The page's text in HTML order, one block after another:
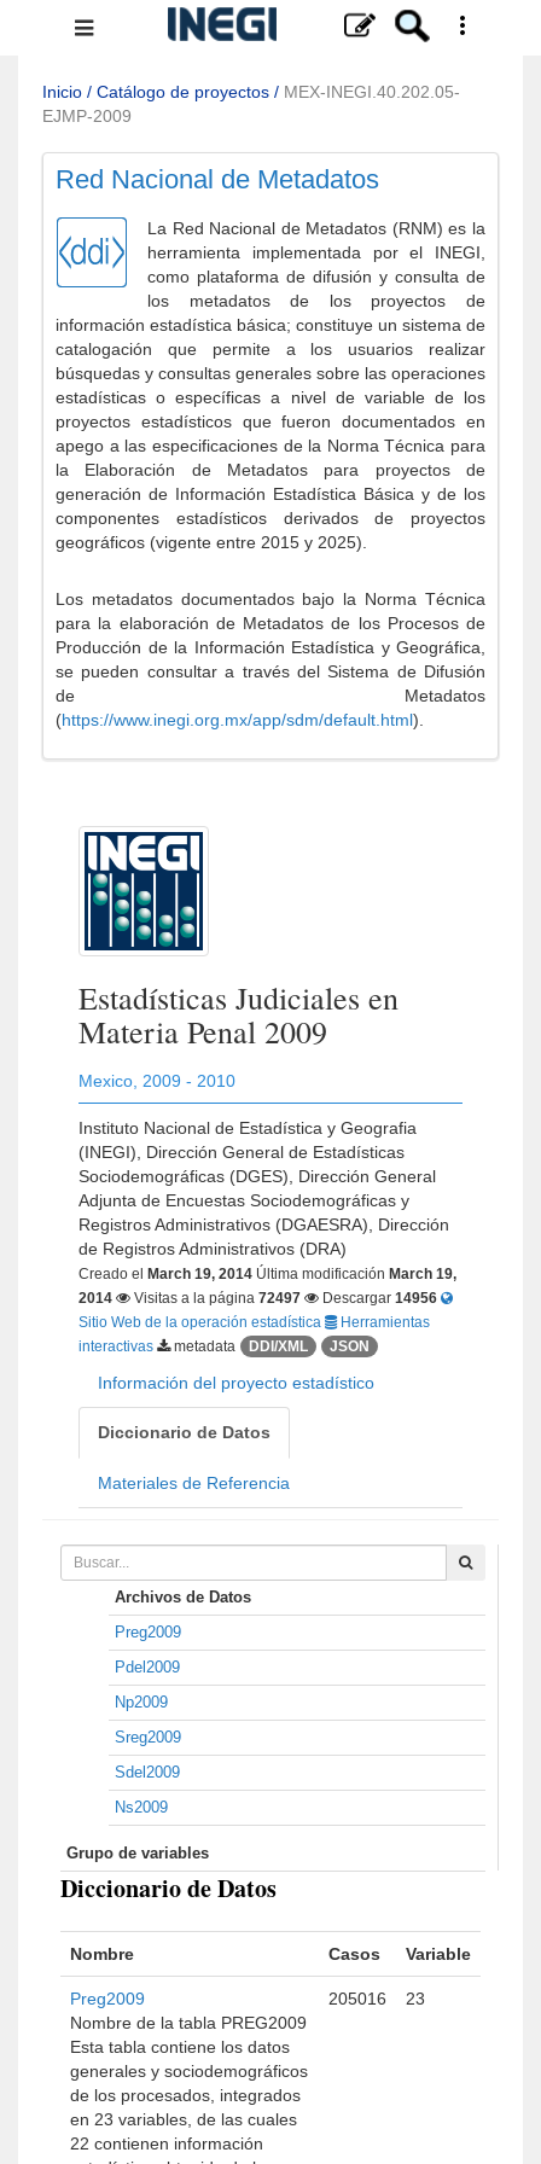
Menú
navegación
Inicio / Catálogo de proyectos / MEX-INEGI.40.202.05-
EJMP-2009
Red Nacional de Metadatos
La Red Nacional de Metadatos (RNM) es la
herramienta implementada por el INEGI,
como plataforma de difusión y consulta de
los metadatos de los proyectos de
información estadística básica; constituye un sistema de
catalogación que permite a los usuarios realizar
búsquedas y consultas generales sobre las operaciones
estadísticas o específicas a nivel de variable de los
proyectos estadísticos que fueron documentados en
apego a las especificaciones de la Norma Técnica para
la Elaboración de Metadatos para proyectos de
generación de Información Estadística Básica y de los
componentes estadísticos derivados de proyectos
geográficos (vigente entre 2015 y 2025).
Los metadatos documentados bajo la Norma Técnica
para la elaboración de Metadatos de los Procesos de
Producción de la Información Estadística y Geográfica,
se pueden consultar a través del Sistema de Difusión
de Metadatos
(https://www.inegi.org.mx/app/sdm/default.html).
Estadísticas Judiciales en
Materia Penal 2009
Mexico 2009 - 2010
Instituto Nacional de Estadística y Geografia
(INEGI), Dirección General de Estadísticas
Sociodemográficas (DGES), Dirección General
Adjunta de Encuestas Sociodemográficas y
Registros Administrativos (DGAESRA), Dirección
de Registros Administrativos (DRA)
Creado el March 19, 2014 Última modificación March 19,
2014
Visitas a la página 72497 Descargar 14956
Sitio Web de la operación estadística
Herramientas
interactivas
metadata DDI/XML JSON
Información del proyecto estadístico
Diccionario de Datos
Materiales de Referencia
Archivos de Datos
Preg2009
Pdel2009
Np2009
Sreg2009
Sdel2009
Ns2009
Grupo de variables
Diccionario de Datos
Nombre Casos Variable
Preg2009
Nombre de la tabla PREG2009
Esta tabla contiene los datos
generales y sociodemográficos
de los procesados, integrados
en 23 variables, de las cuales
22 contienen información
205016 23